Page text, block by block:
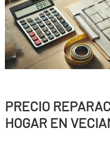
PRECIO
HOGAR EN